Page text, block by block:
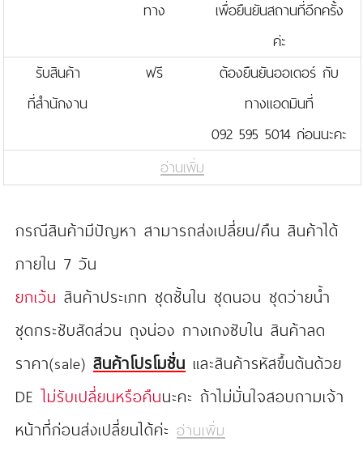
ทาง
เพื่อยืนยันสถานที่อีกครั้ง
ค่ะ
รับสินค้า
ที่สำนักงาน
ฟรี
ต้องยืนยันออเดอร์ กับ
ทางแอดมินที่
092 595 5014 ก่อนนะคะ
อ่านเพิ่ม
กรณีสินค้ามีปัญหา สามารถส่งเปลี่ยน/คืน สินค้าได้
ภายใน 7 วัน
ยกเว้น สินค้าประเภท ชุดชั้นใน ชุดนอน ชุดว่ายน้ำ
ชุดกระชับสัดส่วน ถุงน่อง กางเกงซับใน สินค้าลด
ราคา(sale) สินค้าโปรโมชั่น และสินค้ารหัสขึ้นต้นด้วย
DE ไม่รับเปลี่ยนหรือคืนนะคะ ถ้าไม่มั่นใจสอบถามเจ้า
หน้าที่ก่อนส่งเปลี่ยนได้ค่ะ อ่านเพิ่ม